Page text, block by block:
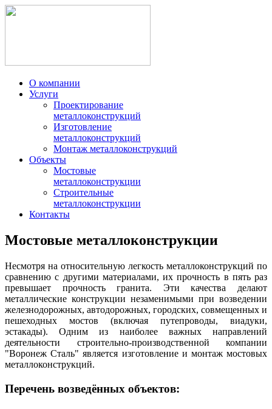
О компании
Услуги
Проектирование
металлоконструкций
Изготовление
металлоконструкций
Монтаж металлоконструкций
Объекты
Мостовые
металлоконструкции
Строительные
металлоконструкции
Контакты
Мостовые металлоконструкции
Несмотря на относительную легкость металлоконструкций по
сравнению с другими материалами, их прочность в пять раз
превышает прочность гранита. Эти качества делают
металлические конструкции незаменимыми при возведении
железнодорожных, автодорожных, городских, совмещенных и
пешеходных мостов (включая путепроводы, виадуки,
эстакады). Одним из наиболее важных направлений
деятельности строительно-производственной компании
"Воронеж Сталь" является изготовление и монтаж мостовых
металлоконструкций.
Перечень возведённых объектов: